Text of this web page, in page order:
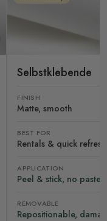
Selbstklebende
FINISH
Matte, smooth
BEST FOR
Rentals & quick
APPLICATION
Peel & stick, no paste
REMOVABLE
Repositionable,